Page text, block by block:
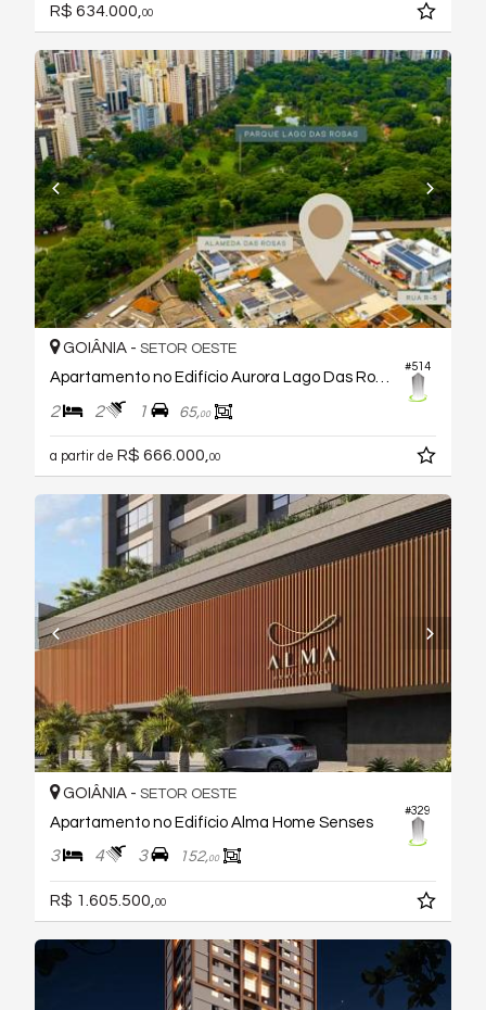
R$ 634.000, 00
#514
GOIÂNIA - SETOR OESTE
Apartamento no Edifício Aurora Lago Das Rosas
2 2 1 65,00
a partir de R$ 666.000,00
#329
GOIÂNIA - SETOR OESTE
Apartamento no Edifício Alma Home Senses
3 4 3 152,00
R$ 1.605.500, 00